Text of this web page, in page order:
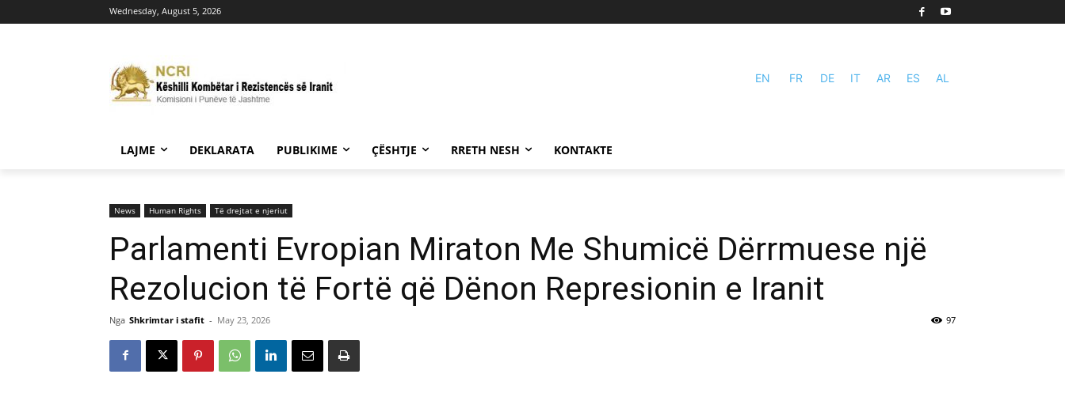
Wednesday, August 5, 2026
EN FR DE IT AR ES AL
LAJME DEKLARATA PUBLIKIME ÇËSHTJE RRETH NESH KONTAKTE
News Human Rights Të drejtat e njeriut
Parlamenti Evropian Miraton Me Shumicë Dërrmuese një
Rezolucion të Fortë që Dënon Represionin e Iranit
Nga Shkrimtar i stafit - May 23, 2026 97